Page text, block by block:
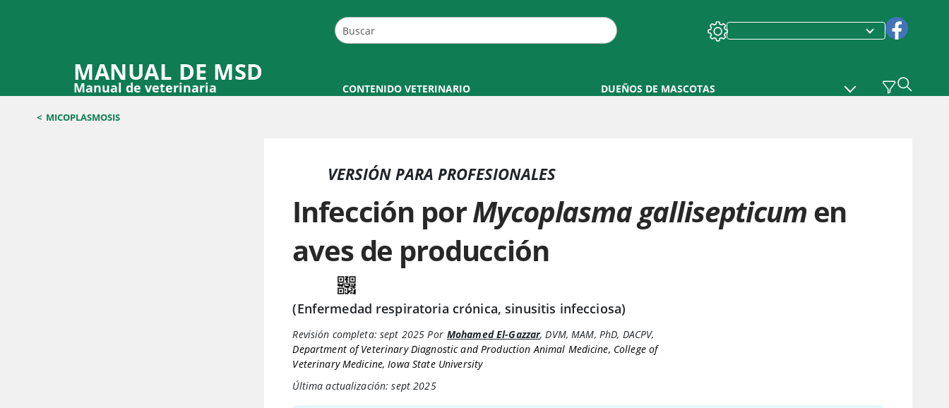
MANUAL DE MSD
Manual de veterinaria CONTENIDO VETERINARIO DUEÑOS DE MASCOTAS
< MICOPLASMOSIS
VERSIÓN PARA PROFESIONALES
Infección porMycoplasma gallisepticumen
aves de producción
(Enfermedad respiratoria crónica, sinusitis infecciosa)
Revisión completa: sept 2025 Por Mohamed El-Gazzar,DVM, MAM, PhD, DACPV,
Department of Veterinary Diagnostic and Production Animal Medicine, College of
Veterinary Medicine, Iowa State University
Última actualización: sept 2025